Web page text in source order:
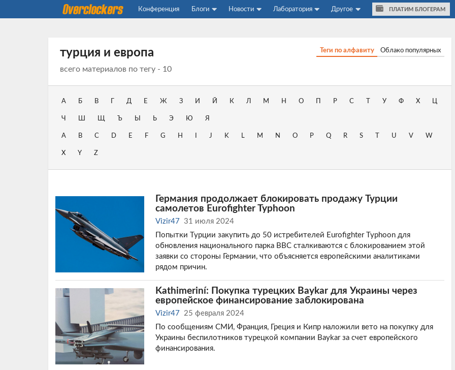
Конференция Блоги Новости Лаборатория Другое ПЛАТИМ БЛОГЕРАМ
турция и европа
всего материалов по тегу - 10
Теги по алфавиту Облако популярных
А Б В Д Е Ж З И Й К Л М Н О Р С У Ф Х Ц
Ч Ш Щ Ъ Ы Ь Э Ю Я
A B C D E F G H J K L M N O P Q R S U V W
X Y Z
Германия продолжает блокировать продажу Турции
самолетов Eurofighter Typhoon
Vizir47
31 июля 2024
Попытки Турции закупить до 50 истребителей Eurofighter Typhoon для
обновления национального парка ВВС сталкиваются с блокированием этой
заявки со стороны Германии, что объясняется европейскими аналитиками
рядом причин.
Kathimeriní: Покупка турецких Baykar для Украины через
европейское финансирование заблокирована
Vizir47
25 февраля 2024
По сообщениям СМИ, Франция, Греция и Кипр наложили вето на покупку для
Украины беспилотников турецкой компании Baykar за счет европейского
финансирования.